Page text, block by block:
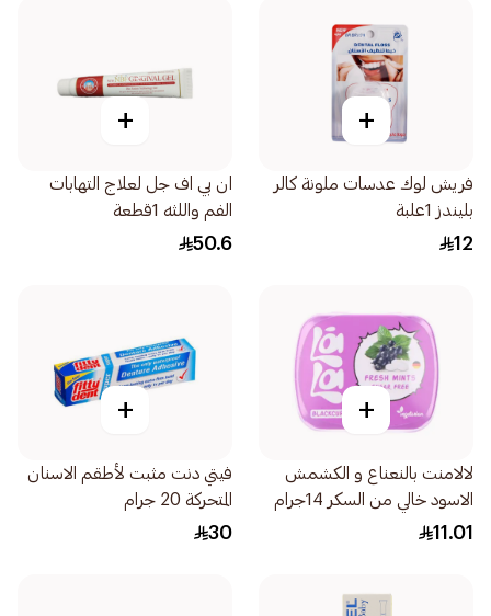
+
فريش لوك عدسات ملونة كالر
بليندز 1علبة
12
+
ان بي اف جل لعلاج التهابات
الفم واللثه 1قطعة
50.6
+
لالامنت بالنعناع و الكشمش
الاسود خالي من السكر 14جرام
11.01
+
فيتي دنت مثبت لأطقم الاسنان
المتحركة 20 جرام
30